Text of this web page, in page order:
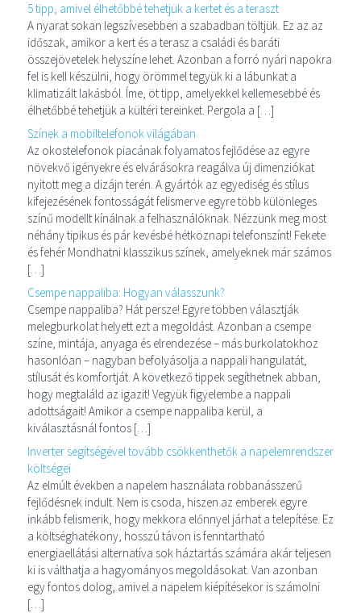
5 tipp, amivel élhetőbbé tehetjük a kertet és a teraszt
A nyarat sokan legszívesebben a szabadban töltjük. Ez az az
időszak, amikor a kert és a terasz a családi és baráti
összejövetelek helyszíne lehet. Azonban a forró nyári napokra
fel is kell készülni, hogy örömmel tegyük ki a lábunkat a
klimatizált lakásból. Íme, öt tipp, amelyekkel kellemesebbé és
élhetőbbé tehetjük a kültéri tereinket. Pergola a […]
Színek a mobiltelefonok világában
Az okostelefonok piacának folyamatos fejlődése az egyre
növekvő igényekre és elvárásokra reagálva új dimenziókat
nyitott meg a dizájn terén. A gyártók az egyediség és stílus
kifejezésének fontosságát felismerve egyre több különleges
színű modellt kínálnak a felhasználóknak. Nézzünk meg most
néhány tipikus és pár kevésbé hétköznapi telefonszínt! Fekete
és fehér Mondhatni klasszikus színek, amelyeknek már számos
[…]
Csempe nappaliba: Hogyan válasszunk?
Csempe nappaliba? Hát persze! Egyre többen választják
melegburkolat helyett ezt a megoldást. Azonban a csempe
színe, mintája, anyaga és elrendezése – más burkolatokhoz
hasonlóan – nagyban befolyásolja a nappali hangulatát,
stílusát és komfortját. A következő tippek segíthetnek abban,
hogy megtaláld az igazit! Vegyük figyelembe a nappali
adottságait! Amikor a csempe nappaliba kerül, a
kiválasztásnál fontos […]
Inverter segítségével tovább csökkenthetők a napelemrendszer
költségei
Az elmúlt években a napelem használata robbanásszerű
fejlődésnek indult. Nem is csoda, hiszen az emberek egyre
inkább felismerik, hogy mekkora előnnyel járhat a telepítése. Ez
a költséghatékony, hosszú távon is fenntartható
energiaellátási alternatíva sok háztartás számára akár teljesen
ki is válthatja a hagyományos megoldásokat. Van azonban
egy fontos dolog, amivel a napelem kiépítésekor is számolni
[…]